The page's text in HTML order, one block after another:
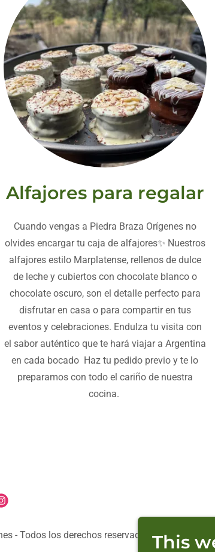
Alfajores para regalar
Cuando vengas a Piedra Braza Orígenes no
olvides encargar tu caja de alfajores✨ Nuestros
alfajores estilo Marplatense, rellenos de dulce
de leche y cubiertos con chocolate blanco o
chocolate oscuro, son el detalle perfecto para
disfrutar en casa o para compartir en tus
eventos y celebraciones. Endulza tu visita con
el sabor auténtico que te hará viajar a Argentina
en cada bocado Haz tu pedido previo y te lo
preparamos con todo el cariño de nuestra
cocina.
- Todos los derechos reservados.This